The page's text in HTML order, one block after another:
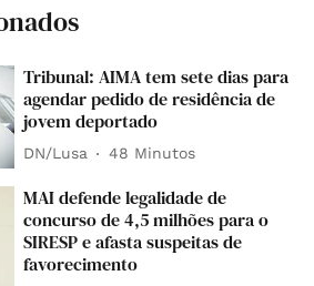
Tribunal: AIMA tem sete dias para
agendar pedido de residência de
jovem deportado
DN/Lusa 48 Minutos
MAI defende legalidade de
concurso de 4,5 milhões para o
SIRESP e afasta suspeitas de
favorecimento